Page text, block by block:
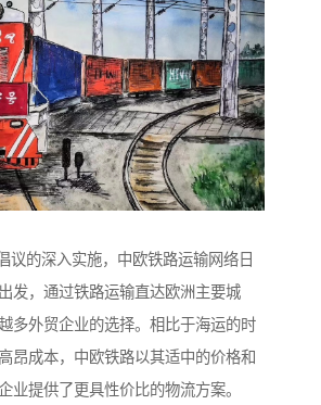
议的深入实施，中欧铁路运输网络日
发，通过铁路运输直达欧洲主要城
多外贸企业的选择。相比于海运的时
昂成本，中欧铁路以其适中的价格和
业提供了更具性价比的物流方案。